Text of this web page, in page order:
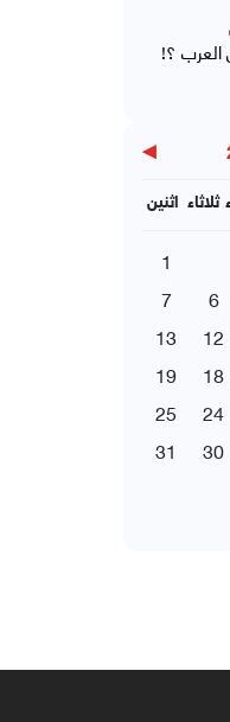
العرب ؟!
▶
اثنين ثلاثاء
1
6
7
12
13
18
19
24
25
30
31